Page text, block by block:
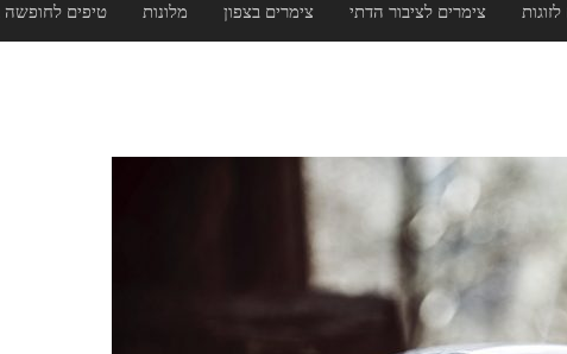
צימרים לציבור הדתי צימרים בצפון מלונות טיפים לחופשה